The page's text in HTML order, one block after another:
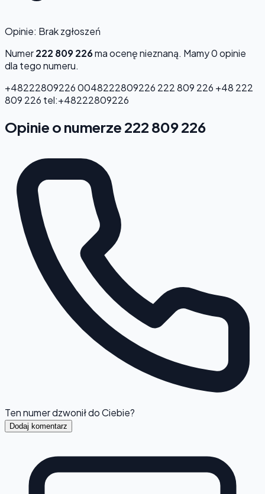
Opinie: Brak zgłoszeń
Numer222 809 226ma ocenęnieznaną. Mamy 0 opinie
dla tego numeru.
+482228092260048222809226 222 809 226 +48 222
809 226 tel:+48222809226
Opinie o numerze 222 809 226
Ten numer dzwonił do Ciebie?
Dodaj komentarz